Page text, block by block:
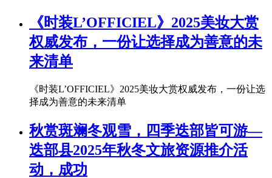
《时装L’OFFICIEL》2025美妆大赏
权威发布，一份让选择成为善意的未
来清单
《时装L’OFFICIEL》2025美妆大赏权威发布，一份让选
择成为善意的未来清单
秋赏斑斓冬观雪，四季迭部皆可游—
迭部县2025年秋冬文旅资源推介活
动，成功